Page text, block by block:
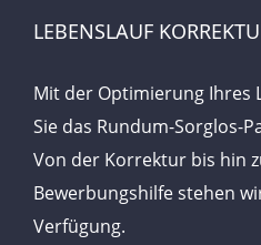
LEBENSLAUF
Mit der Optimierung Ihres
Sie das Rundum-Sorglos-
Von der Korrektur bis hin
Bewerbungshilfe stehen
Verfügung.